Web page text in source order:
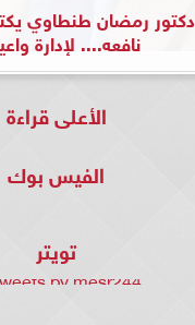
دكتور رمضان طنطاوي
نافعه.... لإدارة
الأعلى قراءة
الفيس بوك
تويتر
by mesr244